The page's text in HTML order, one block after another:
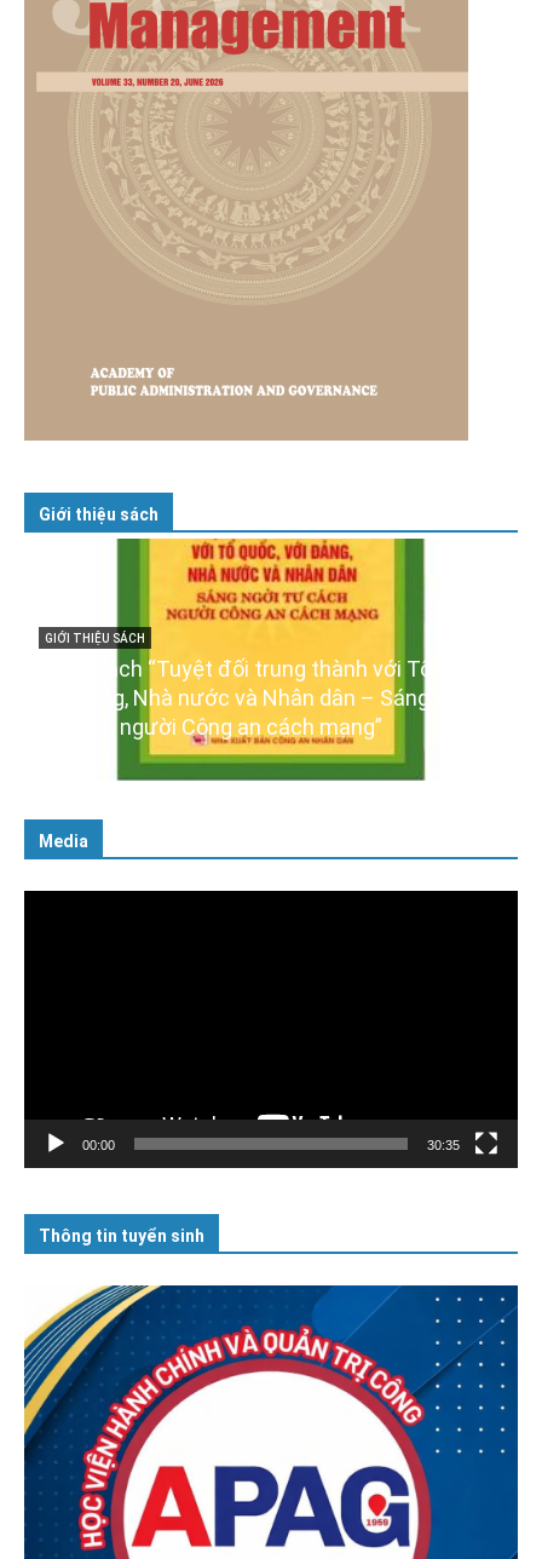
Giới thiệu sách
GIỚI THIỆU SÁCH
Ra mắt ba cuốn sách ảnh chào mừng Đại hội
XIV của Đảng
16/01/2026
Media
00:00 30:35
Thông tin tuyển sinh